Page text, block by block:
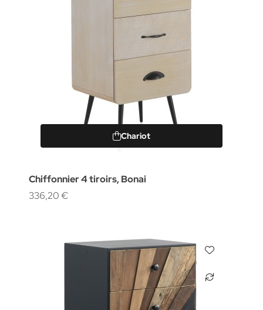
Chariot
Chiffonnier 4 tiroirs, Bonai
336,20 €